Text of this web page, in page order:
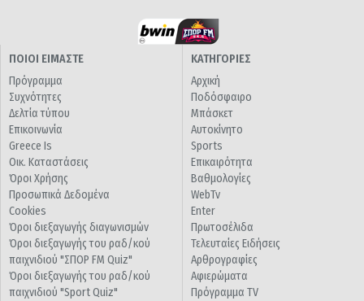
ΠΟΙΟΙ ΕΙΜΑΣΤΕ
Πρόγραμμα
Συχνότητες
Δελτία τύπου
Επικοινωνία
Greece Is
Οικ. Καταστάσεις
Όροι Χρήσης
Προσωπικά Δεδομένα
Cookies
Όροι διεξαγωγής διαγωνισμών
Όροι διεξαγωγής του ραδ/κού
παιχνιδιού "ΣΠΟΡ FM Quiz"
Όροι διεξαγωγής του ραδ/κού
παιχνιδιού "Sport Quiz"
ΚΑΤΗΓΟΡΙΕΣ
Αρχική
Ποδόσφαιρο
Μπάσκετ
Αυτοκίνητο
Sports
Επικαιρότητα
Βαθμολογίες
WebTv
Enter
Πρωτοσέλιδα
Τελευταίες Ειδήσεις
Αρθρογραφίες
Αφιερώματα
Πρόγραμμα TV